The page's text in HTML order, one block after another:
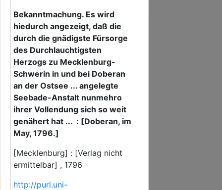
Bekanntmachung. Es wird
hiedurch angezeigt, daß die
durch die gnädigste Fürsorge
des Durchlauchtigsten
Herzogs zu Mecklenburg-
Schwerin in und bei Doberan
an der Ostsee ... angelegte
Seebade-Anstalt nunmehro
ihrer Vollendung sich so weit
genähert hat ... : [Doberan, im
May, 1796.]
[Mecklenburg] : [Verlag nicht
ermittelbar] , 1796
http://purl.uni-